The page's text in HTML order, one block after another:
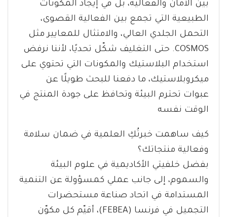
بين الأمان والفعالية، بل في إيجاد المكونات
الطبيعية التي تجمع بين الفعالية القصوى،
التحمل الجلدي العالي، والامتثال للمعايير مثل
COSMOS. حتى التغليف شكّل تحديًا، لأننا نرفض
استخدام البلاستيك والمكونات التي تحتوي على
ميكروبلاستيك، ما دفعنا للبحث طويلًا عن
عبوات تحترم البيئة وتحافظ على جودة المنتج في
الوقت نفسه
كيف ساهمت خبرتُكِ العلمية في ضمان سلامة
وفعالية منتجاتك؟
بفضل خلفيتي الأكاديمية في علوم البيئة
والسموم، إلى جانب عملي كمسؤولة عن التنمية
المستدامة في اتحاد صناعة مستحضرات
التجميل في فرنسا (FEBEA)، أقيّم كل مكوّن